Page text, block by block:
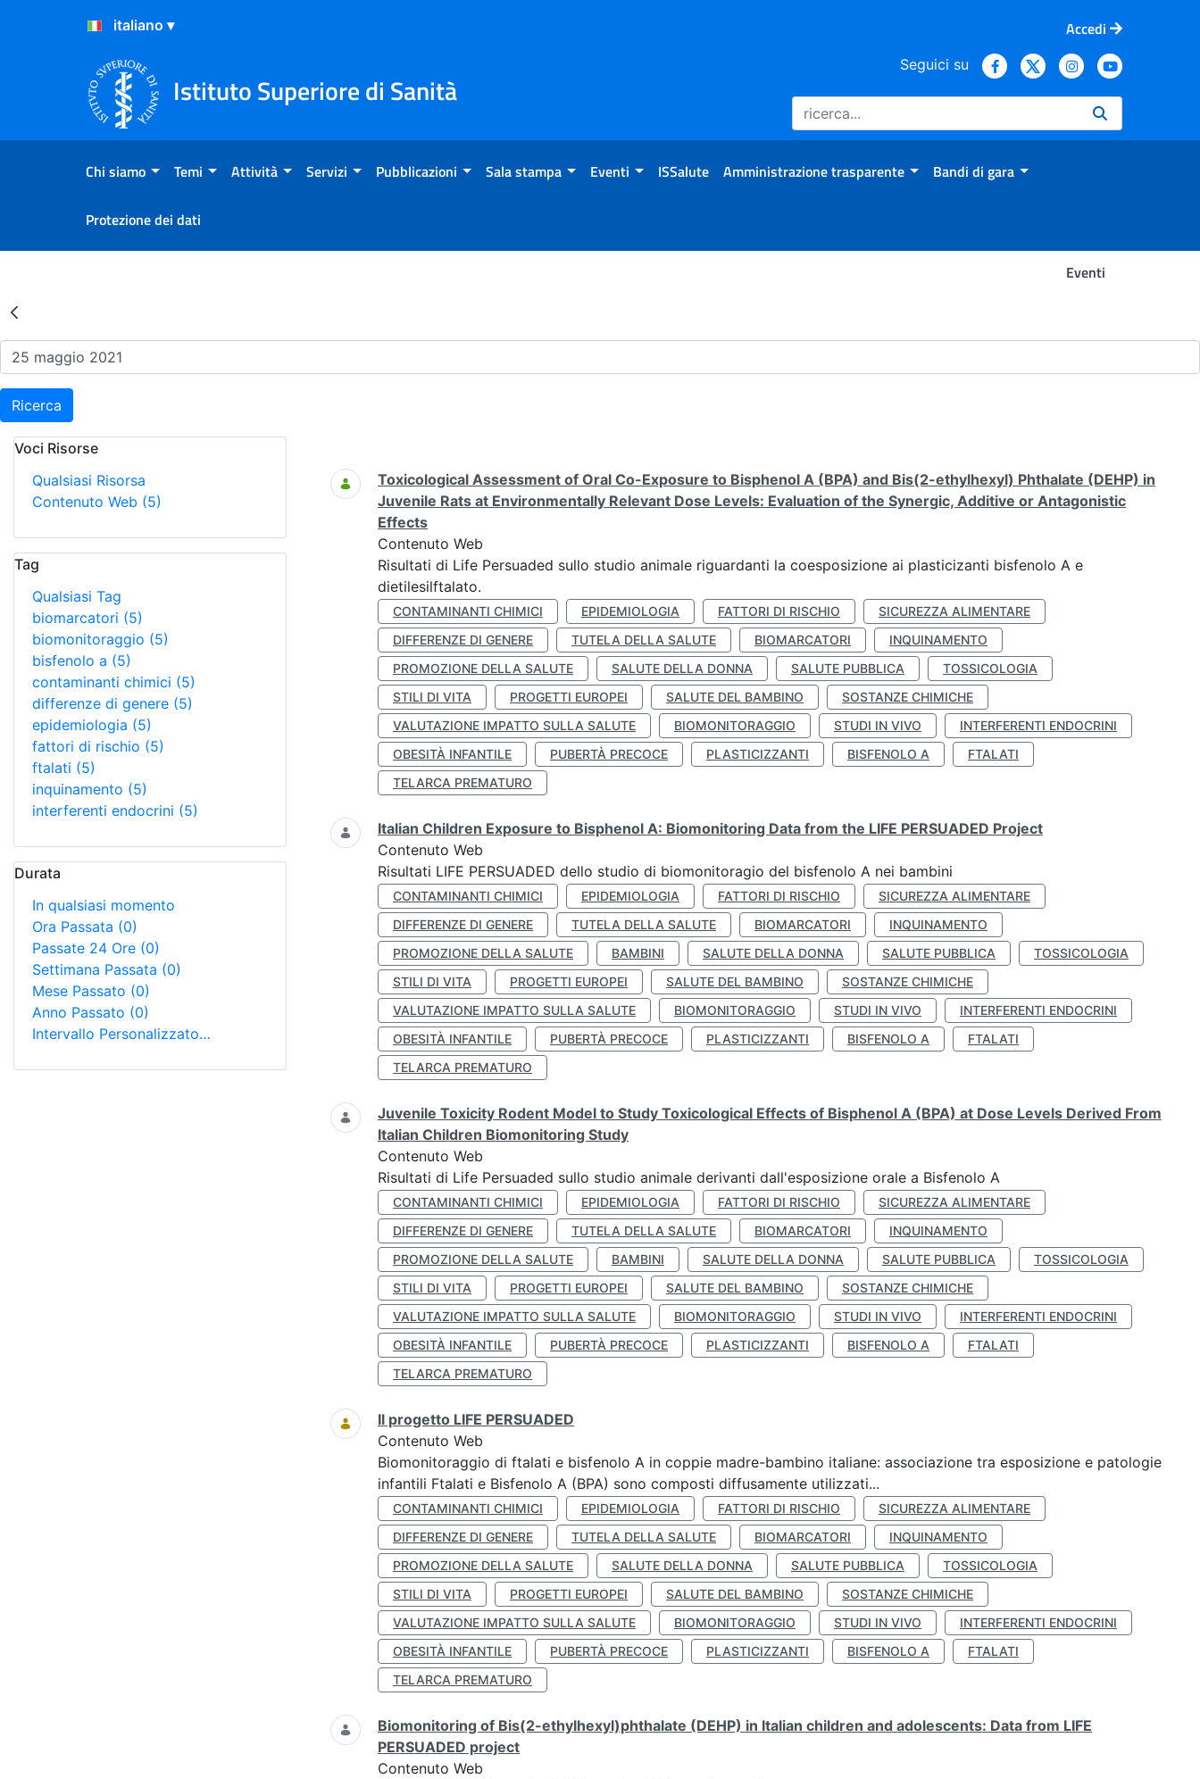
Salta al Contenuto
Salta al Footer
Accedi
Istituto Superiore di Sanità
Seguici su
Chi siamo Temi Attività Servizi Pubblicazioni Sala stampa Eventi ISSalute Amministrazione trasparente Bandi di gara
Protezione dei dati
Eventi
Risultati della Ricerca - Eventi
Ricerca
Voci Risorse
Qualsiasi Risorsa
Contenuto Web (5)
Tag
Qualsiasi Tag
biomarcatori (5)
biomonitoraggio (5)
bisfenolo a (5)
contaminanti chimici (5)
differenze di genere (5)
epidemiologia (5)
fattori di rischio (5)
ftalati (5)
inquinamento (5)
interferenti endocrini (5)
Durata
In qualsiasi momento
Ora Passata (0)
Passate 24 Ore (0)
Settimana Passata (0)
Mese Passato (0)
Anno Passato (0)
Intervallo Personalizzato…
Ricerca
Toxicological Assessment of Oral Co-Exposure to Bisphenol A (BPA) and Bis(2-ethylhexyl) Phthalate (DEHP) in
Juvenile Rats at Environmentally Relevant Dose Levels: Evaluation of the Synergic, Additive or Antagonistic
Effects
Contenuto Web
Risultati di Life Persuaded sullo studio animale riguardanti la coesposizione ai plasticizanti bisfenolo A e
dietilesilftalato.
CONTAMINANTI CHIMICI EPIDEMIOLOGIA FATTORI DI RISCHIO
SICUREZZA ALIMENTARE
DIFFERENZE DI GENERE
TUTELA DELLA SALUTE BIOMARCATORI
INQUINAMENTO
PROMOZIONE DELLA SALUTE
SALUTE DELLA DONNA SALUTE PUBBLICA
TOSSICOLOGIA
STILI DI VITA
PROGETTI EUROPEI SALUTE DEL BAMBINO
SOSTANZE CHIMICHE
VALUTAZIONE IMPATTO SULLA SALUTE
BIOMONITORAGGIO STUDI IN VIVO
INTERFERENTI ENDOCRINI
OBESITÀ INFANTILE
PUBERTÀ PRECOCE PLASTICIZZANTI BISFENOLO A
FTALATI
TELARCA PREMATURO
Italian Children Exposure to Bisphenol A: Biomonitoring Data from the LIFE PERSUADED Project
Contenuto Web
Risultati LIFE PERSUADED dello studio di biomonitoragio del bisfenolo A nei bambini
CONTAMINANTI CHIMICI EPIDEMIOLOGIA FATTORI DI RISCHIO
SICUREZZA ALIMENTARE
DIFFERENZE DI GENERE
TUTELA DELLA SALUTE BIOMARCATORI
INQUINAMENTO
PROMOZIONE DELLA SALUTE
BAMBINI SALUTE DELLA DONNA SALUTE PUBBLICA
TOSSICOLOGIA
STILI DI VITA
PROGETTI EUROPEI SALUTE DEL BAMBINO
SOSTANZE CHIMICHE
VALUTAZIONE IMPATTO SULLA SALUTE
BIOMONITORAGGIO STUDI IN VIVO
INTERFERENTI ENDOCRINI
OBESITÀ INFANTILE
PUBERTÀ PRECOCE PLASTICIZZANTI BISFENOLO A
FTALATI
TELARCA PREMATURO
Juvenile Toxicity Rodent Model to Study Toxicological Effects of Bisphenol A (BPA) at Dose Levels Derived From
Italian Children Biomonitoring Study
Contenuto Web
Risultati di Life Persuaded sullo studio animale derivanti dall'esposizione orale a Bisfenolo A
CONTAMINANTI CHIMICI EPIDEMIOLOGIA FATTORI DI RISCHIO
SICUREZZA ALIMENTARE
DIFFERENZE DI GENERE
TUTELA DELLA SALUTE BIOMARCATORI
INQUINAMENTO
PROMOZIONE DELLA SALUTE
BAMBINI SALUTE DELLA DONNA SALUTE PUBBLICA
TOSSICOLOGIA
STILI DI VITA
PROGETTI EUROPEI SALUTE DEL BAMBINO
SOSTANZE CHIMICHE
VALUTAZIONE IMPATTO SULLA SALUTE
BIOMONITORAGGIO STUDI IN VIVO
INTERFERENTI ENDOCRINI
OBESITÀ INFANTILE
PUBERTÀ PRECOCE PLASTICIZZANTI BISFENOLO A
FTALATI
TELARCA PREMATURO
Il progetto LIFE PERSUADED
Contenuto Web
Biomonitoraggio di ftalati e bisfenolo A in coppie madre-bambino italiane: associazione tra esposizione e patologie
infantili Ftalati e Bisfenolo A (BPA) sono composti diffusamente utilizzati...
CONTAMINANTI CHIMICI EPIDEMIOLOGIA FATTORI DI RISCHIO
SICUREZZA ALIMENTARE
DIFFERENZE DI GENERE
TUTELA DELLA SALUTE BIOMARCATORI
INQUINAMENTO
PROMOZIONE DELLA SALUTE
SALUTE DELLA DONNA SALUTE PUBBLICA
TOSSICOLOGIA
STILI DI VITA
PROGETTI EUROPEI SALUTE DEL BAMBINO
SOSTANZE CHIMICHE
VALUTAZIONE IMPATTO SULLA SALUTE
BIOMONITORAGGIO STUDI IN VIVO
INTERFERENTI ENDOCRINI
OBESITÀ INFANTILE
PUBERTÀ PRECOCE PLASTICIZZANTI BISFENOLO A
FTALATI
TELARCA PREMATURO
Biomonitoring of Bis(2-ethylhexyl)phthalate (DEHP) in Italian children and adolescents: Data from LIFE
PERSUADED project
Contenuto Web